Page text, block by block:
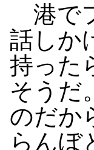
港で
話しか
持った
そうだ
のだか
らんぼ